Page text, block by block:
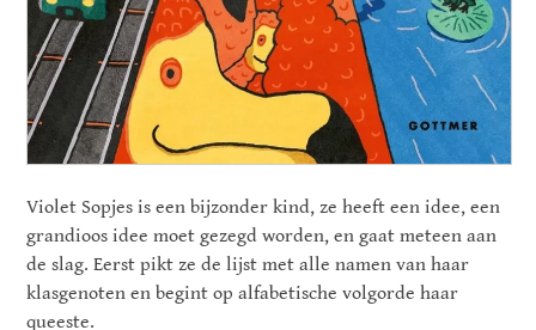
Violet Sopjes is een bijzonder kind, ze heeft een idee, een
grandioos idee moet gezegd worden, en gaat meteen aan
de slag. Eerst pikt ze de lijst met alle namen van haar
klasgenoten en begint op alfabetische volgorde haar
queeste.